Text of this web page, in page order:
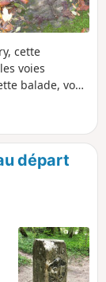
cette
voies
balade, vous
un
vous attend.
disposition.
départ